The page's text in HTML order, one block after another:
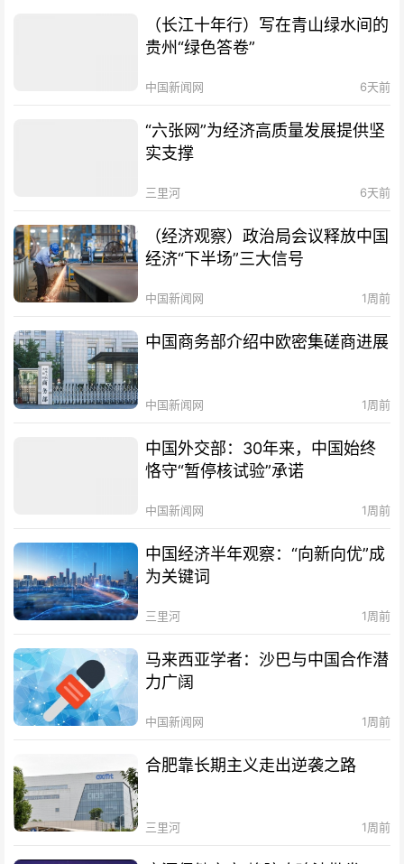
（长江十年行）写在青山绿水间的
贵州“绿色答卷”
中国新闻网 6天前
“六张网”为经济高质量发展提供坚
实支撑
三里河 6天前
（经济观察）政治局会议释放中国
经济“下半场”三大信号
中国新闻网 1周前
中国商务部介绍中欧密集磋商进展
中国新闻网 1周前
中国外交部：30年来，中国始终
恪守“暂停核试验”承诺
中国新闻网 1周前
中国经济半年观察：“向新向优”成
为关键词
三里河 1周前
马来西亚学者：沙巴与中国合作潜
力广阔
中国新闻网 1周前
合肥靠长期主义走出逆袭之路
三里河 1周前